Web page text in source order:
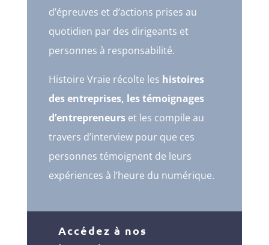
d’épreuves et d’actions prises au
quotidien par des dirigeants et
personnes à responsabilité.
Histoire Vraie récolte les histoires
des entreprises, les témoignages
d’entrepreneurset les compile au
travers d’interview pour que ces
personnes témoignent de leurs
expériences à l’heure du numérique.
Accédez à nos